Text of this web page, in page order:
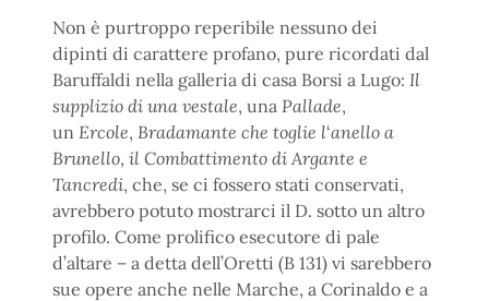
Non è purtroppo reperibile nessuno dei
dipinti di carattere profano, pure ricordati dal
Baruffaldi nella galleria di casa Borsi a Lugo: Il
supplizio di una vestale, una Pallade,
un Ercole, Bradamante che toglie l‘anello a
Brunello, il Combattimento di Argante e
Tancredi, che, se ci fossero stati conservati,
avrebbero potuto mostrarci il D. sotto un altro
profilo. Come prolifico esecutore di pale
d’altare – a detta dell’Oretti (B 131) vi sarebbero
sue opere anche nelle Marche, a Corinaldo e a